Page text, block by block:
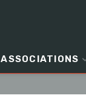
ASSOCIATIONS